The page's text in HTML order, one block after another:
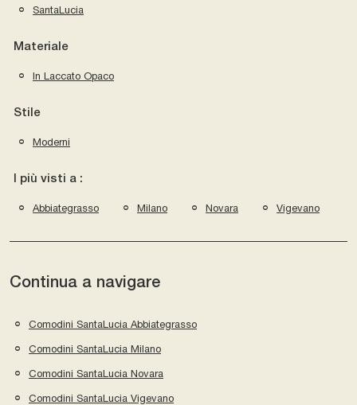
SantaLucia
Materiale
In Laccato Opaco
Stile
Moderni
I più visti a :
Abbiategrasso Milano Novara Vigevano
Continua a navigare
Comodini SantaLucia Abbiategrasso
Comodini SantaLucia Milano
Comodini SantaLucia Novara
Comodini SantaLucia Vigevano